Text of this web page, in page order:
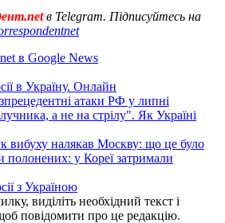
в Telegram. Підписуйтесь на
в Google News
в Україну. Онлайн
атаки РФ у липні
а не на стрілу". Як Україні
вибуху налякав Москву: що це було
полонених: у Кореї затримали
з Україною
виділіть необхідний текст і
повідомити про це редакцію.